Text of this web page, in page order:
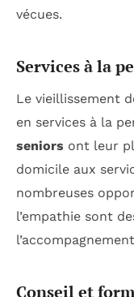
vécues.
Services à la
Le vieillissement
en services à la
seniors ont leur
domicile aux
nombreuses
l’empathie sont
Conseil et